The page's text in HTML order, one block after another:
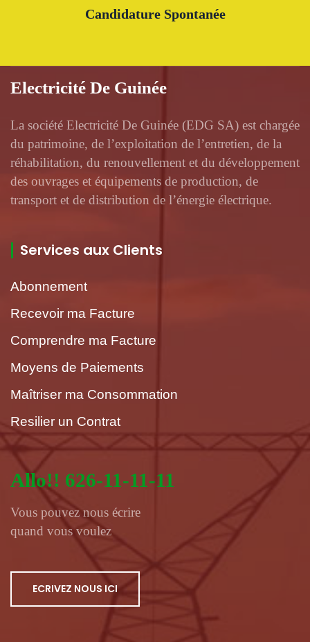
Candidature Spontanée
Electricité De Guinée
La société Electricité De Guinée (EDG SA) est chargée
du patrimoine, de l’exploitation de l’entretien, de la
réhabilitation, du renouvellement et du développement
des ouvrages et équipements de production, de
transport et de distribution de l’énergie électrique.
Services aux Clients
Abonnement
Recevoir ma Facture
Comprendre ma Facture
Moyens de Paiements
Maîtriser ma Consommation
Resilier un Contrat
Allo!! 626-11-11-11
Vous pouvez nous écrire
quand vous voulez
ECRIVEZ NOUS ICI